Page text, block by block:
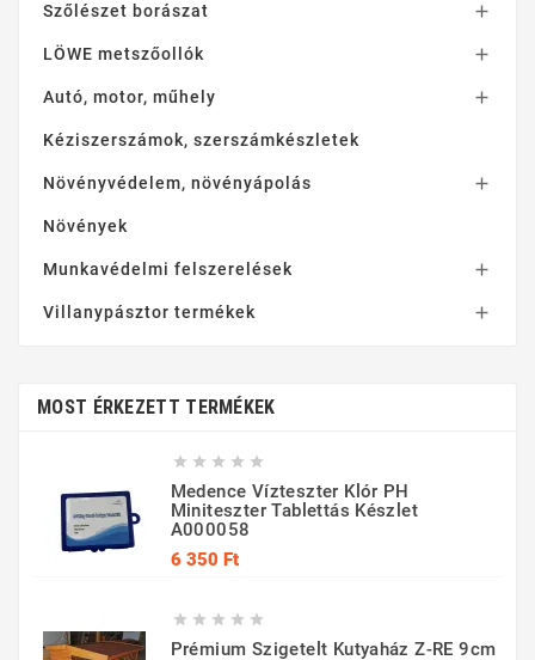
Szőlészet borászat 
LÖWE metszőollók 
Autó, motor, műhely 
Kéziszerszámok, szerszámkészletek
Növényvédelem, növényápolás 
Növények
Munkavédelmi felszerelések 
Villanypásztor termékek 
MOST ÉRKEZETT TERMÉKEK
    
Medence Vízteszter Klór PH
Miniteszter Tablettás Készlet
A000058
6 350 FtÁr
    
Prémium Szigetelt Kutyaház Z-RE 9cm